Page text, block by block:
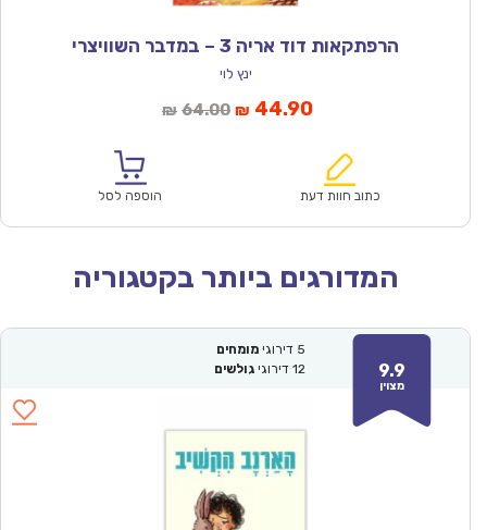
הרפתקאות דוד אריה 3 – במדבר השוויצרי
ינץ לוי
₪ 64.00המחיר
₪64.00.
₪ 44.90המחיר
הוא:
כתוב חוות דעת הוספה לסל
המדורגים ביותר בקטגוריה
9.9
מצוין
5 דירוגי מומחים
12 דירוגי גולשים